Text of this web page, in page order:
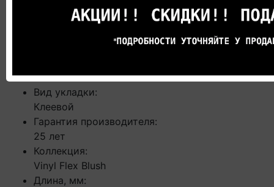
Кварцвиниловая плитка ПВХ
Quick-Step Vinyl Flex Blush
Вид укладки:
Клеевой
Гарантия производителя:
25 лет
Коллекция:
Vinyl Flex Blush
Длина, мм: